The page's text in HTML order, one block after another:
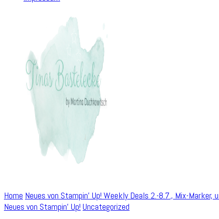
Home Neues von Stampin' Up! Weekly Deals 2.-8.7., Mix-Marker,
Neues von Stampin' Up! Uncategorized